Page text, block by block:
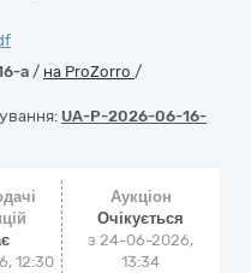
a / на ProZorro /
UA-P-2026-06-16-
12:30
Аукціон
Очікується
з24-06-2026,
13:34